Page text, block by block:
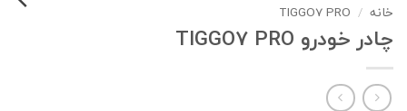
خانه /
TIGGO7 PRO
چادر خودرو TIGGO7 PRO